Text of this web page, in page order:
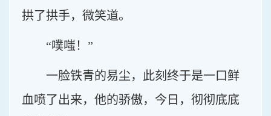
拱了拱手，微笑道。
“噗嗤！”
一脸铁青的易尘，此刻终于是一口鲜
血喷了出来，他的骄傲，今日，彻彻底底